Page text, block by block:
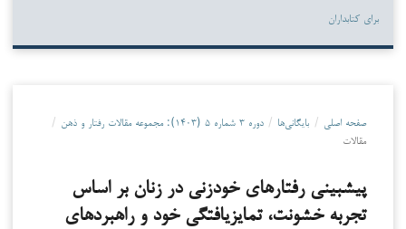
برای کتابداران
صفحه اصلی / بایگانی‌ها / دوره ۳ شماره ۵ (۱۴۰۳): مجموعه مقالات رفتار و ذهن
/
مقالات
پیش­بینی رفتارهای خودزنی در زنان بر اساس
تجربه خشونت، تمایزیافتگی خود و راهبردهای